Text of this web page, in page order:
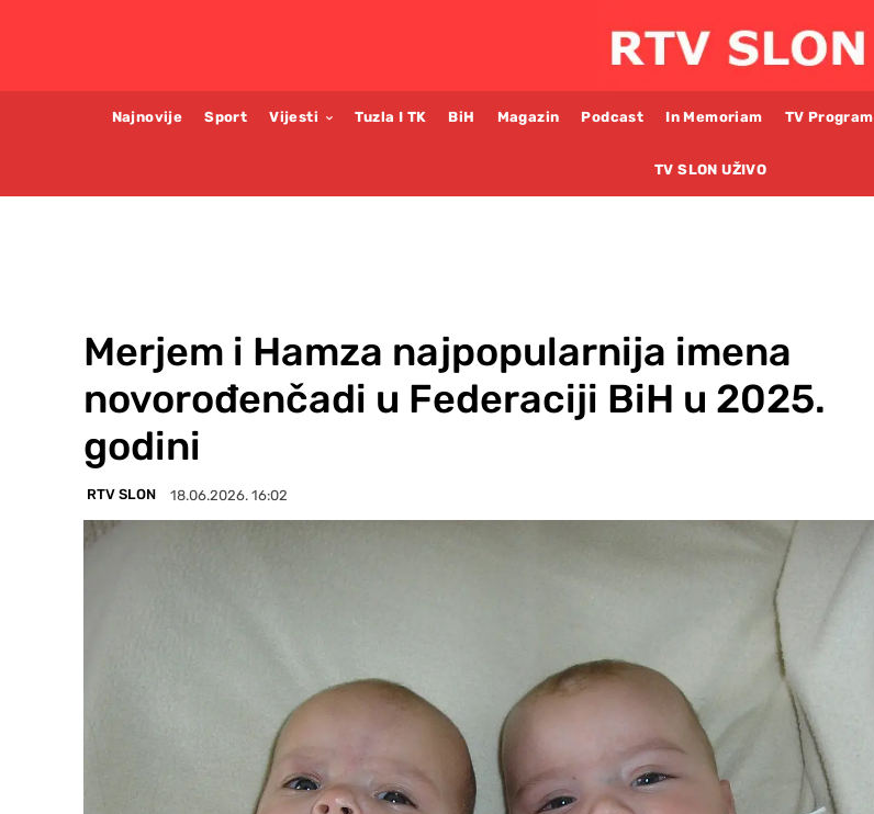
Najnovije Sport Vijesti Tuzla I TK BiH Magazin Podcast In Memoriam TV Program
TV SLON UŽIVO
Merjem i Hamza najpopularnija imena
novorođenčadi u Federaciji BiH u 2025.
godini
RTV SLON 18.06.2026. 16:02